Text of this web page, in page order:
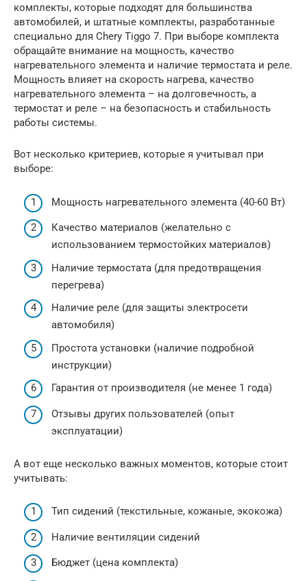
комплекты, которые подходят для большинства
автомобилей, и штатные комплекты, разработанные
специально для Chery Tiggo 7. При выборе комплекта
обращайте внимание на мощность, качество
нагревательного элемента и наличие термостата и реле.
Мощность влияет на скорость нагрева, качество
нагревательного элемента – на долговечность, а
термостат и реле – на безопасность и стабильность
работы системы.
Вот несколько критериев, которые я учитывал при
выборе:
Мощность нагревательного элемента (40-60 Вт)
Качество материалов (желательно с
использованием термостойких материалов)
Наличие термостата (для предотвращения
перегрева)
Наличие реле (для защиты электросети
автомобиля)
Простота установки (наличие подробной
инструкции)
Гарантия от производителя (не менее 1 года)
Отзывы других пользователей (опыт
эксплуатации)
А вот еще несколько важных моментов, которые стоит
учитывать:
Тип сидений (текстильные, кожаные, экокожа)
Наличие вентиляции сидений
Бюджет (цена комплекта)